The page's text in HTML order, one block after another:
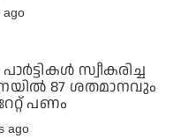
ago
പാര്‍ട്ടികള്‍ സ്വീകരിച്ച
87 ശതമാനവും
പണം
ago